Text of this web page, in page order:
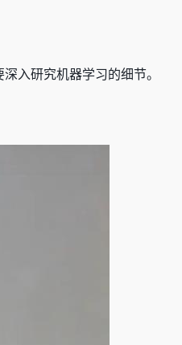
入研究机器学习的细节。